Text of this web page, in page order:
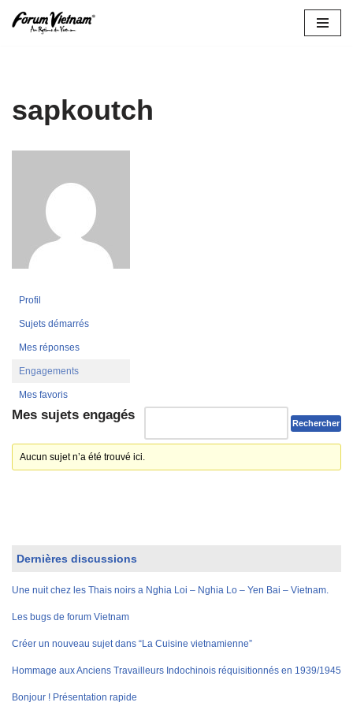
sapkoutch
Profil
Sujets démarrés
Mes réponses
Engagements
Mes favoris
Mes sujets engagés
Aucun sujet n’a été trouvé ici.
Dernières discussions
Une nuit chez les Thais noirs a Nghia Loi – Nghia Lo – Yen Bai – Vietnam.
Les bugs de forum Vietnam
Créer un nouveau sujet dans “La Cuisine vietnamienne”
Hommage aux Anciens Travailleurs Indochinois réquisitionnés en 1939/1945
Bonjour ! Présentation rapide